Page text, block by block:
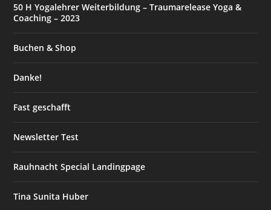
50 H Yogalehrer Weiterbildung – Traumarelease Yoga &
Coaching – 2023
Buchen & Shop
Danke!
Fast geschafft
Newsletter Test
Rauhnacht Special Landingpage
Tina Sunita Huber